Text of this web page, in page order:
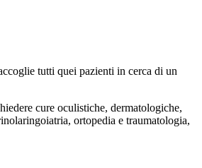
tutti quei pazienti in cerca di un
cure oculistiche, dermatologiche,
ortopedia e traumatologia,